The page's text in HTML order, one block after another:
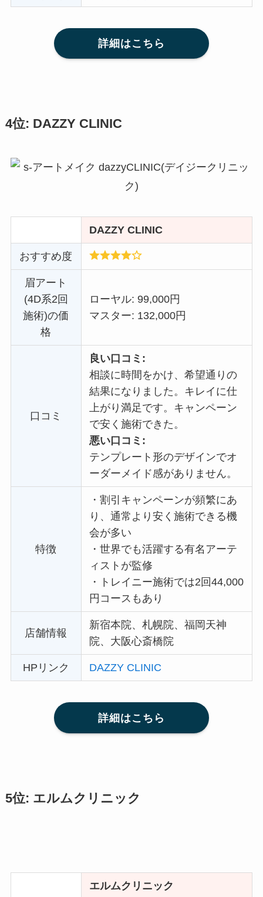
詳細はこちら
4位: DAZZY CLINIC
DAZZY CLINIC
おすすめ度
眉アート
(4D系2回
施術)の価
格
ローヤル: 99,000円
マスター: 132,000円
口コミ
良い口コミ:
相談に時間をかけ、希望通りの
結果になりました。キレイに仕
上がり満足です。キャンペーン
で安く施術できた。
悪い口コミ:
テンプレート形のデザインでオ
ーダーメイド感がありません。
特徴
・割引キャンペーンが頻繁にあ
り、通常より安く施術できる機
会が多い
・世界でも活躍する有名アーテ
ィストが監修
・
トレイニー施術では2回44,000
円コースもあり
店舗情報
新宿本院、札幌院、福岡天神
院、大阪心斎橋院
HPリンク DAZZY CLINIC
詳細はこちら
5位: エルムクリニック
エルムクリニック